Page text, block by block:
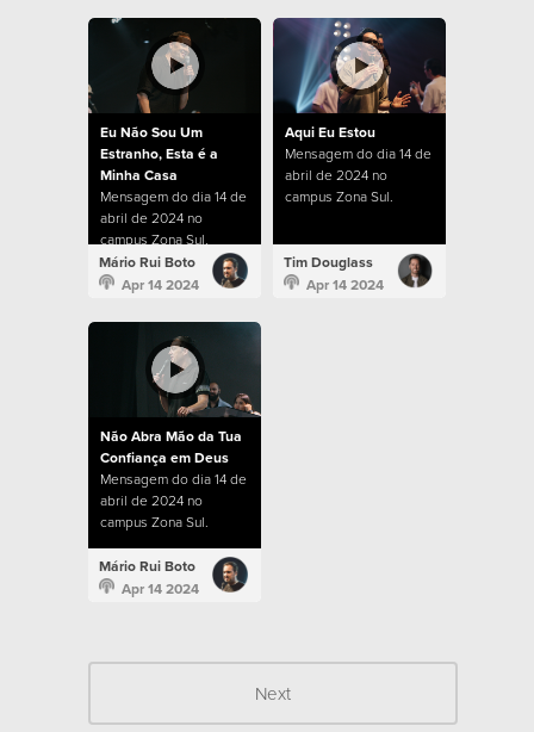
Eu Não Sou Um
Estranho, Esta é a
Minha Casa
Mensagem do dia 14 de
abril de 2024 no
campus Zona Sul.
Mário Rui Boto
Apr 14 2024
Aqui Eu Estou
Mensagem do dia 14 de
abril de 2024 no
campus Zona Sul.
Tim Douglass
Apr 14 2024
Não Abra Mão da Tua
Confiança em Deus
Mensagem do dia 14 de
abril de 2024 no
campus Zona Sul.
Mário Rui Boto
Apr 14 2024
Next